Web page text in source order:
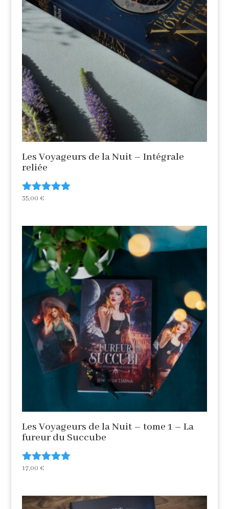
Les Voyageurs de la Nuit – Intégrale
reliée
Note
35,00 €
Les Voyageurs de la Nuit – tome 1 – La
fureur du Succube
Note
17,00 €